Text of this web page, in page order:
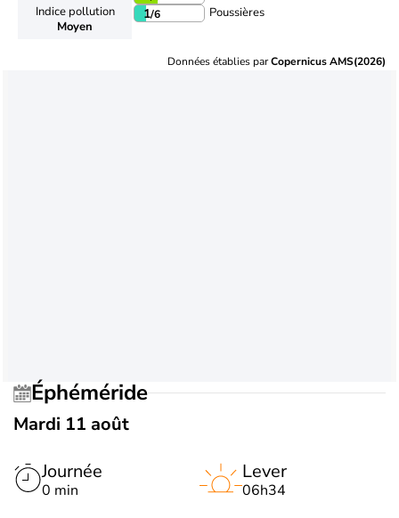
Indice pollution
Moyen
1/6 Poussières
Données établies parCopernicus AMS(2026)
Éphéméride
Mardi 11 août
Journée
0 min
Lever
06h34